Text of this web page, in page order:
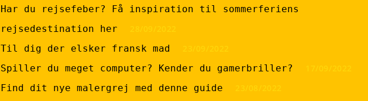
Har du rejsefeber? Få inspiration til sommerferiens
rejsedestination her
Til dig der elsker fransk mad
Spiller du meget computer? Kender du gamerbriller?
Find dit nye malergrej med denne guide